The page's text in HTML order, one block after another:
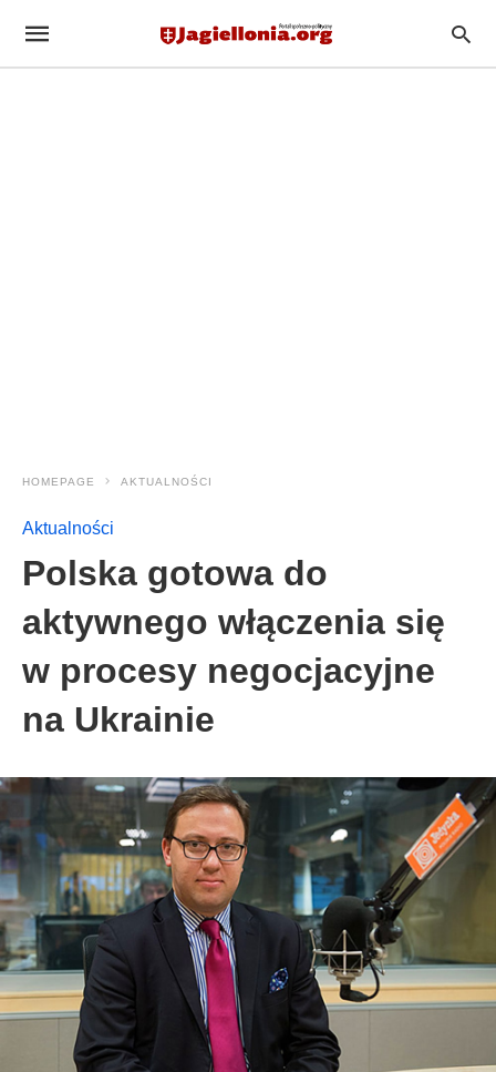
HOMEPAGE AKTUALNOŚCI
Aktualności
Polska gotowa do
aktywnego włączenia się
w procesy negocjacyjne
na Ukrainie